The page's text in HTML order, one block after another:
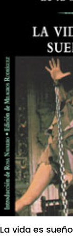
La vida es sueño